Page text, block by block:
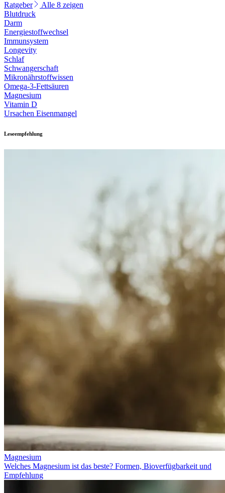
Ratgeber
Alle 8 zeigen
Blutdruck
Darm
Energiestoffwechsel
Immunsystem
Longevity
Schlaf
Schwangerschaft
Mikronährstoffwissen
Omega-3-Fettsäuren
Magnesium
Vitamin D
Ursachen Eisenmangel
Leseempfehlung
Magnesium
Welches Magnesium ist das beste? Formen, Bioverfügbarkeit und
Empfehlung